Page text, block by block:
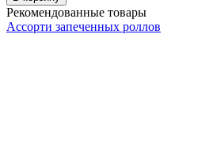
Рекомендованные товары
Ассорти запеченных роллов